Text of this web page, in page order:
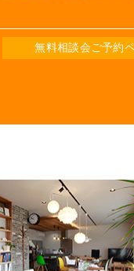
無料相談会ご予約